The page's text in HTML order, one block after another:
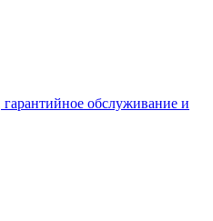
обслуживание и